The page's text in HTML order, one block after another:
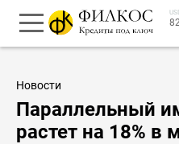
Новости
Параллельный
растет на 18% в